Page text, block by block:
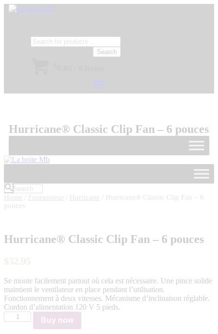
Search
Hurricane® Classic Clip Fan – 6 pouces
Home Fournisseur Hurricane / Hurricane® Classic Clip Fan – 6
pouces
Hurricane® Classic Clip Fan – 6 pouces
$32.95
Se monte facilement partout où cela est nécessaire. Une pince solide
maintient le ventilateur en place pendant l’utilisation.
Fonctionnement à deux vitesses. Mécanisme d’inclinaison réglable.
Cordon d’alimentation 120 V 5 pieds.
Hurricane®
Classic
Buy now